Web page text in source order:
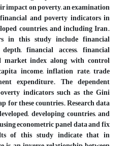
impact on poverty, an examination
and poverty indicators in
countries, and includingIran.
in this study include financial
financial access, financial
market index along with control
income, inflation rate, trade
expenditure. The dependent
indicators such as the Gini
for these countries. Research data
developing countries, and
econometric panel data and fix
of this study indicate that in